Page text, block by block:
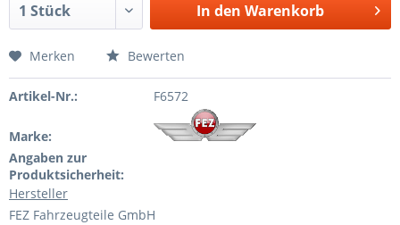
In den Warenkorb
Merken Bewerten
Artikel-Nr.: F6572
Marke:
Angaben zur
Produktsicherheit:
Hersteller
FEZ Fahrzeugteile GmbH